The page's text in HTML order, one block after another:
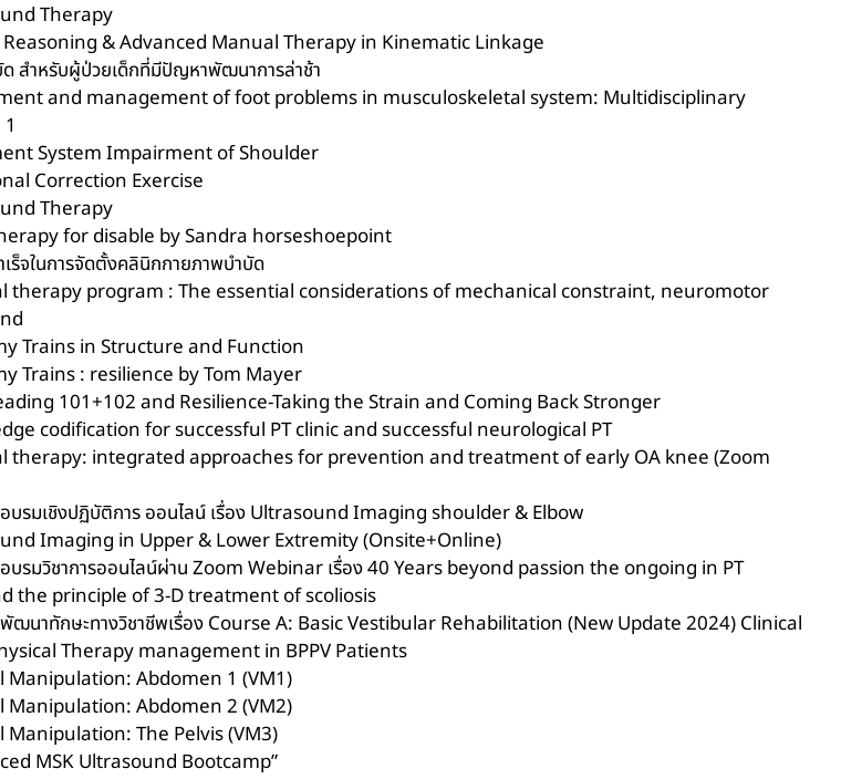
Therapy
& Advanced Manual Therapy in Kinematic Linkage
สำหรับผู้ป่วยเด็กที่มีปัญหาพัฒนาการล่าช้า
and management of foot problems in musculoskeletal system: Multidisciplinary
System Impairment of Shoulder
Correction Exercise
Therapy
for disable by Sandra horseshoepoint
ร็จในการจัดตั้งคลินิกกายภาพบำบัด
therapy program : The essential considerations of mechanical constraint, neuromotor
Trains in Structure and Function
Trains : resilience by Tom Mayer
101+102 and Resilience-Taking the Strain and Coming Back Stronger
codification for successful PT clinic and successful neurological PT
therapy: integrated approaches for prevention and treatment of early OA knee (Zoom
บรมเชิงปฏิบัติการ ออนไลน์ เรื่อง Ultrasound Imaging shoulder & Elbow
Imaging in Upper & Lower Extremity (Onsite+Online)
บรมวิชาการออนไลน์ผ่าน Zoom Webinar เรื่อง 40 Years beyond passion the ongoing in PT
the principle of 3-D treatment of scoliosis
พัฒนาทักษะทางวิชาชีพเรื่อง Course A: Basic Vestibular Rehabilitation (New Update 2024) Clinical
Therapy management in BPPV Patients
Manipulation: Abdomen 1 (VM1)
Manipulation: Abdomen 2 (VM2)
Manipulation: The Pelvis (VM3)
MSK Ultrasound Bootcamp”